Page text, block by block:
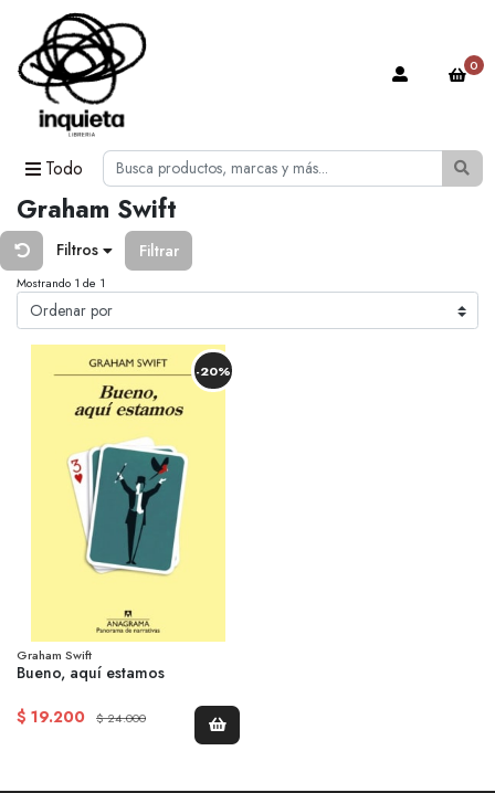
Todo
0
Graham Swift
Filtros Filtrar
Mostrando 1 de 1
-20%
Graham Swift
Bueno, aquí estamos
$ 19.200
$ 24.000